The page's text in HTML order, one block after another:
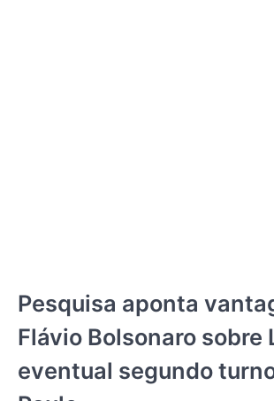
Pesquisa aponta
Flávio Bolsonaro sobre
eventual segundo